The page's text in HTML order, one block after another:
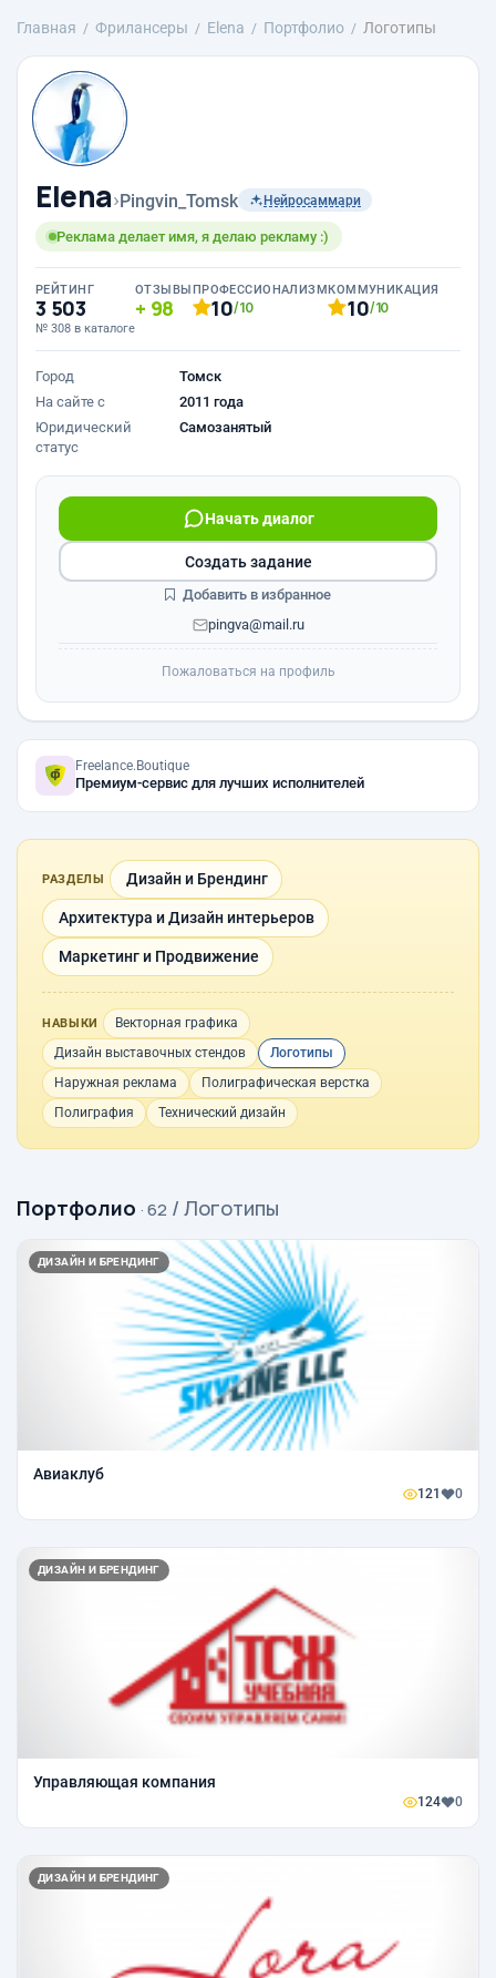
Главная Фрилансеры Elena Портфолио Логотипы
Elena›Pingvin_Tomsk Нейросаммари
Реклама делает имя, я делаю рекламу :)
РЕЙТИНГ
3 503
№ 308 в каталоге
ОТЗЫВЫ
98
ПРОФЕССИОНАЛИЗМ
10/10
КОММУНИКАЦИЯ
10/10
Город
Томск
На сайте с
2011 года
Юридический
статус
Самозанятый
Начать диалог
pingva@mail.ru
Создать задание
Добавить в избранное
Пожаловаться на профиль
Freelance.Boutique
Премиум-сервис для лучших исполнителей
РАЗДЕЛЫ Дизайн и Брендинг
Архитектура и Дизайн интерьеров
Маркетинг и Продвижение
НАВЫКИ
Векторная графика
Дизайн выставочных стендов
Логотипы
Наружная реклама
Полиграфическая верстка
Полиграфия
Технический дизайн
Портфолио · 62 / Логотипы
ДИЗАЙН И БРЕНДИНГ
Авиаклуб
121 0
ДИЗАЙН И БРЕНДИНГ
Управляющая компания
124 0
ДИЗАЙН И БРЕНДИНГ